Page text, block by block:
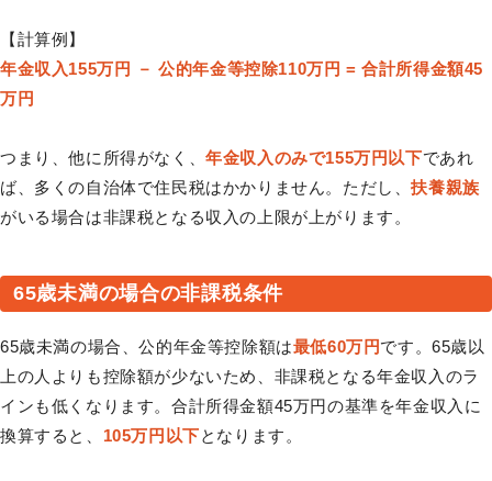
【計算例】
年金収入155万円 － 公的年金等控除110万円 = 合計所得金額45
万円
つまり、他に所得がなく、年金収入のみで155万円以下であれ
ば、多くの自治体で住民税はかかりません。ただし、扶養親族
がいる場合は非課税となる収入の上限が上がります。
65歳未満の場合の非課税条件
65歳未満の場合、公的年金等控除額は最低60万円です。65歳以
上の人よりも控除額が少ないため、非課税となる年金収入のラ
インも低くなります。合計所得金額45万円の基準を年金収入に
換算すると、 105万円以下となります。